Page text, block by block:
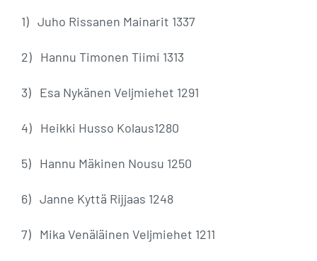
1) Juho Rissanen Mainarit 1337
2) Hannu Timonen Tiimi 1313
3) Esa Nykänen Veljmiehet 1291
4) Heikki Husso Kolaus1280
5) Hannu Mäkinen Nousu 1250
6) Janne Kyttä Rijjaas 1248
7) Mika Venäläinen Veljmiehet 1211